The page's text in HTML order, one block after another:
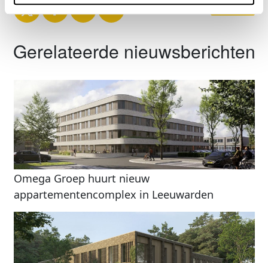
Terug
Gerelateerde nieuwsberichten
Omega Groep huurt nieuw
appartementencomplex in Leeuwarden